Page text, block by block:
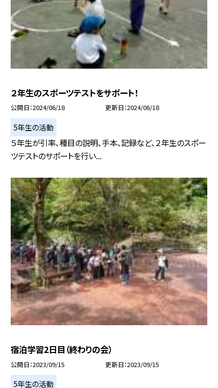
２年生のスポーツテストをサポート！
公開日 2024/06/18 更新日 2024/06/18
5年生の活動
５年生が引率、種目の説明、手本、記録など、２年生のスポー
ツテストのサポートを行い...
宿泊学習2日目（終わりの会）
公開日 2023/09/15 更新日 2023/09/15
5年生の活動